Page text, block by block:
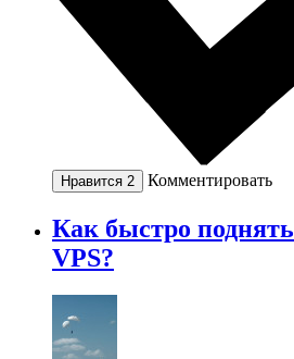
Нравится 2 Комментировать
Как быстро
VPS?